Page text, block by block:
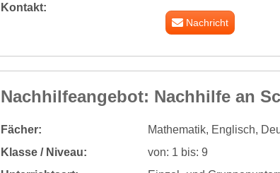
Kontakt:
Nachricht
Nachhilfeangebot: Nachhilfe an
Fächer:
Mathematik, Englisch,
Klasse / Niveau:
von: 1 bis: 9